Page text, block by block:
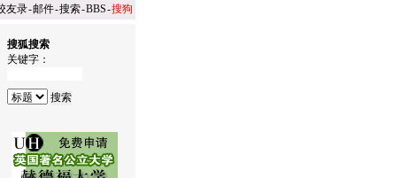
友录-邮件-搜索-BBS-搜狗
搜狐搜索
关键字：